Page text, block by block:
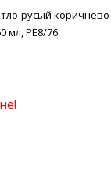
русый
мл, PE8/76